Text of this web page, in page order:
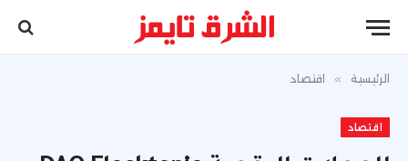
الرئيسية » اقتصاد
اقتصاد